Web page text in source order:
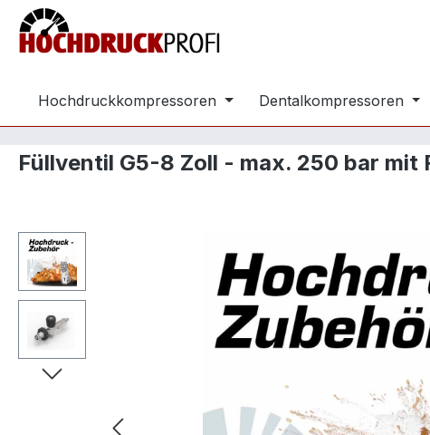
Hauptinhalt springen
Zur Suche springen
Zur Hauptnavigation springen
Hochdruckkompressoren Dentalkompressoren
Füllventil G5-8 Zoll - max. 250 bar mit
Bildergalerie überspringen